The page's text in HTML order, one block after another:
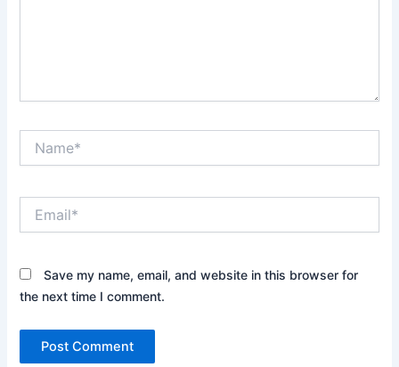
Save my name, email, and website in this browser for
the next time I comment.